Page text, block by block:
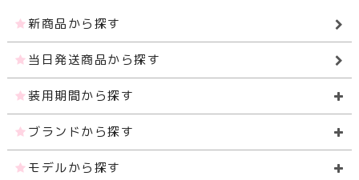
新商品から探す
当日発送商品から探す
装用期間から探す
ブランドから探す
モデルから探す